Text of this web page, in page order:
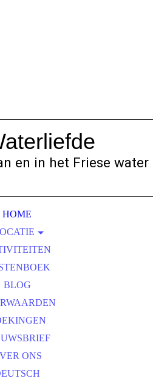
en in het Friese water
HOME
SLOEP
VAN DE SLOEP
SLOEP
BLOG
ONS